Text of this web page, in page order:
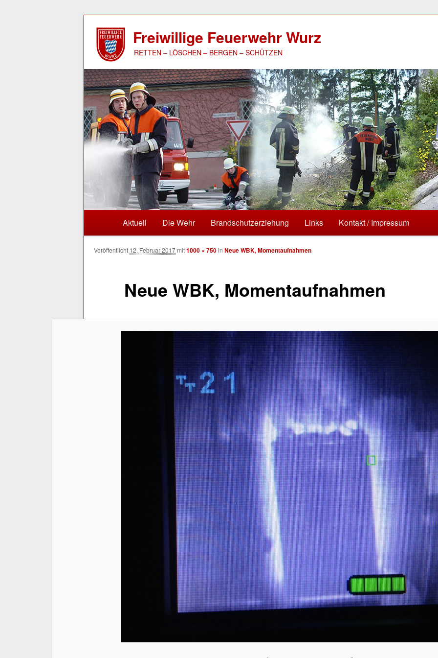
Freiwillige Feuerwehr Wurz
RETTEN – LÖSCHEN – BERGEN – SCHÜTZEN
Zum Inhalt wechseln
Zum sekundären Inhalt wechseln
Aktuell Die Wehr Brandschutzerziehung Links Kontakt / Impressum
Neue WBK, Momentaufnahmen
Veröffentlicht 12. Februar 2017mit1000 × 750in Neue WBK, Momentaufnahmen